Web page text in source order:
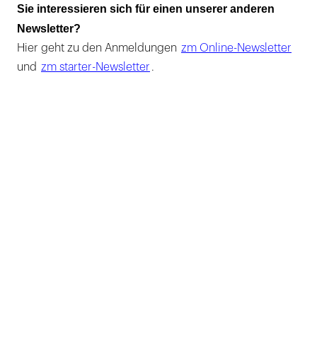
Sie interessieren sich für einen unserer anderen
Newsletter?
Hier geht zu den Anmeldungen zm Online-Newsletter
und zm starter-Newsletter .